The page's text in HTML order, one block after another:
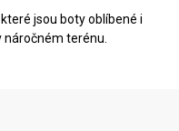
jsou boty oblíbené i
náročném terénu.